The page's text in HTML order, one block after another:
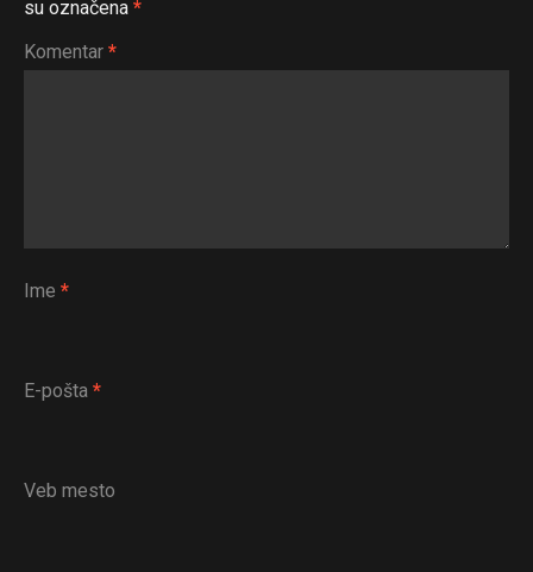
su označena *
Komentar *
Ime *
E-pošta *
Veb mesto